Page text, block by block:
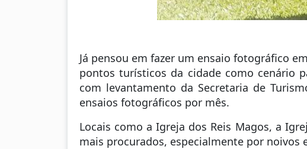
Já pensou em fazer um ensaio fotográfico
pontos turísticos da cidade como cenário
com levantamento da Secretaria de
ensaios fotográficos por mês.
Locais como a Igreja dos Reis Magos, a
mais procurados, especialmente por noivos